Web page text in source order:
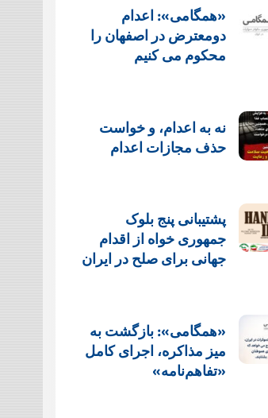
«همگامی»: اعدام
دومعترض در اصفهان را
محکوم می کنیم
نه به اعدام، و خواست
حذف مجازات اعدام
پشتيبانی پنج بلوک
جمهوری خواه از اقدام
جهانی برای صلح در ایران
«همگامی»: بازگشت به
میز مذاکره، اجرای کامل
«تفاهم‌نامه»